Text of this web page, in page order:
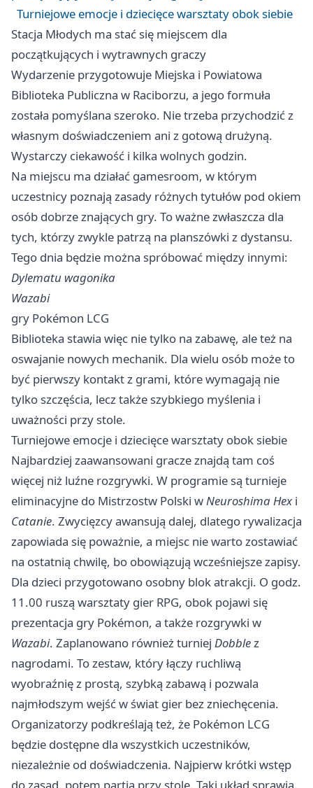
Turniejowe emocje i dziecięce warsztaty obok siebie
Stacja Młodych ma stać się miejscem dla
początkujących i wytrawnych graczy
Wydarzenie przygotowuje Miejska i Powiatowa
Biblioteka Publiczna w Raciborzu, a jego formuła
została pomyślana szeroko. Nie trzeba przychodzić z
własnym doświadczeniem ani z gotową drużyną.
Wystarczy ciekawość i kilka wolnych godzin.
Na miejscu ma działać gamesroom, w którym
uczestnicy poznają zasady różnych tytułów pod okiem
osób dobrze znających gry. To ważne zwłaszcza dla
tych, którzy zwykle patrzą na planszówki z dystansu.
Tego dnia będzie można spróbować między innymi:
Dylematu wagonika
Wazabi
gry Pokémon LCG
Biblioteka stawia więc nie tylko na zabawę, ale też na
oswajanie nowych mechanik. Dla wielu osób może to
być pierwszy kontakt z grami, które wymagają nie
tylko szczęścia, lecz także szybkiego myślenia i
uważności przy stole.
Turniejowe emocje i dziecięce warsztaty obok siebie
Najbardziej zaawansowani gracze znajdą tam coś
więcej niż luźne rozgrywki. W programie są turnieje
eliminacyjne do Mistrzostw Polski wNeuroshima Hexi
Catanie. Zwycięzcy awansują dalej, dlatego rywalizacja
zapowiada się poważnie, a miejsc nie warto zostawiać
na ostatnią chwilę, bo obowiązują wcześniejsze zapisy.
Dla dzieci przygotowano osobny blok atrakcji. O godz.
11.00 ruszą warsztaty gier RPG, obok pojawi się
prezentacja gry Pokémon, a także rozgrywki w
Wazabi. Zaplanowano również turniej Dobblez
nagrodami. To zestaw, który łączy ruchliwą
wyobraźnię z prostą, szybką zabawą i pozwala
najmłodszym wejść w świat gier bez zniechęcenia.
Organizatorzy podkreślają też, że Pokémon LCG
będzie dostępne dla wszystkich uczestników,
niezależnie od doświadczenia. Najpierw krótki wstęp
do zasad, potem partia przy stole. Taki układ sprawia,